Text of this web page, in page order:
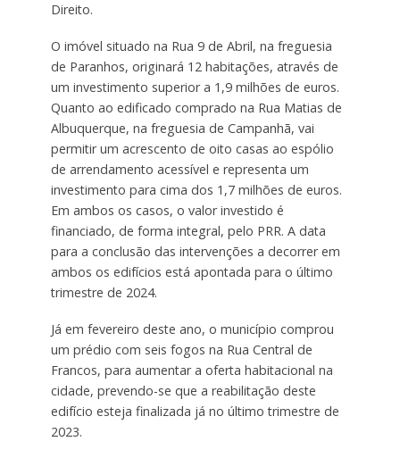
Direito.
O imóvel situado na Rua 9 de Abril, na freguesia
de Paranhos, originará 12 habitações, através de
um investimento superior a 1,9 milhões de euros.
Quanto ao edificado comprado na Rua Matias de
Albuquerque, na freguesia de Campanhã, vai
permitir um acrescento de oito casas ao espólio
de arrendamento acessível e representa um
investimento para cima dos 1,7 milhões de euros.
Em ambos os casos, o valor investido é
financiado, de forma integral, pelo PRR. A data
para a conclusão das intervenções a decorrer em
ambos os edifícios está apontada para o último
trimestre de 2024.
Já em fevereiro deste ano, o município comprou
um prédio com seis fogos na Rua Central de
Francos, para aumentar a oferta habitacional na
cidade, prevendo-se que a reabilitação deste
edifício esteja finalizada já no último trimestre de
2023.